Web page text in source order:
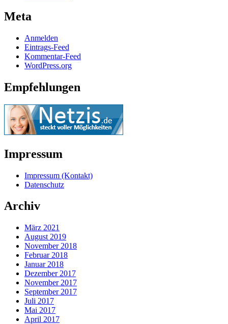
Meta
Anmelden
Eintrags-Feed
Kommentar-Feed
WordPress.org
Empfehlungen
Impressum
Impressum (Kontakt)
Datenschutz
Archiv
März 2021
August 2019
November 2018
Februar 2018
Januar 2018
Dezember 2017
November 2017
September 2017
Juli 2017
Mai 2017
April 2017